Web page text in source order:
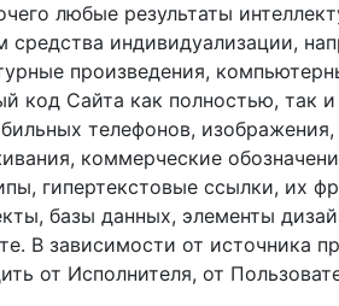
любые результаты
средства индивидуализации,
произведения,
код Сайта как полностью, так
телефонов,
коммерческие
гипертекстовые ссылки, их
базы данных, элементы
В зависимости от источника
от Исполнителя, от